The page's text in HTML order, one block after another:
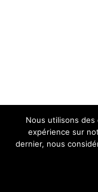
Nous utilisons des
expérience sur
dernier, nous